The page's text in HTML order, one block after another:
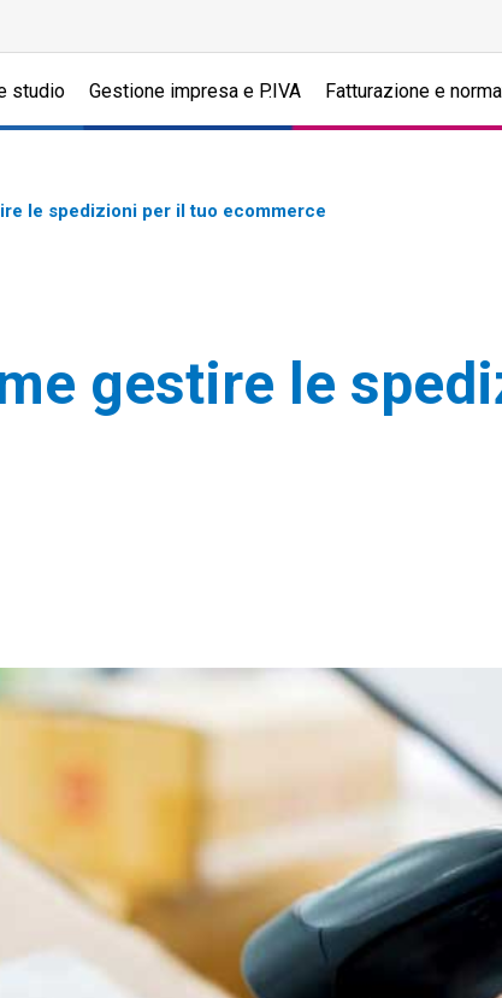
studio Gestione impresa e P.IVA Fatturazione e
le spedizioni per il tuo ecommerce
gestire le